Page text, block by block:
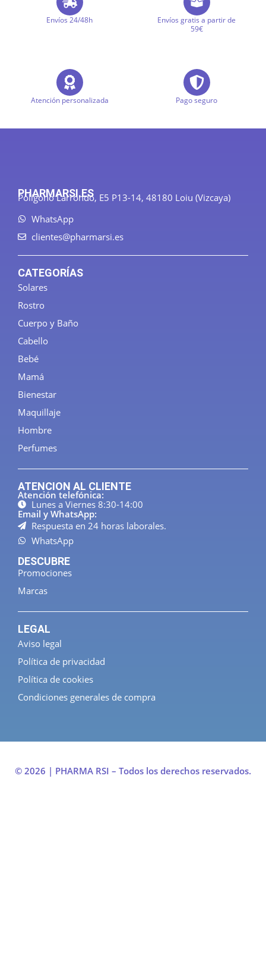
Envíos 24/48h
Envíos gratis a partir de
59€
Atención personalizada Pago seguro
PHARMARSI.ES
Polígono Larrondo, E5 P13-14, 48180 Loiu (Vizcaya)
WhatsApp
clientes@pharmarsi.es
CATEGORÍAS
Solares
Rostro
Cuerpo y Baño
Cabello
Bebé
Mamá
Bienestar
Maquillaje
Hombre
Perfumes
ATENCION AL CLIENTE
Atención telefónica:
Lunes a Viernes 8:30-14:00
Email y WhatsApp:
Respuesta en 24 horas laborales.
WhatsApp
DESCUBRE
Promociones
Marcas
LEGAL
Aviso legal
Política de privacidad
Política de cookies
Condiciones generales de compra
© 2026 | PHARMA RSI – Todos los derechos reservados.